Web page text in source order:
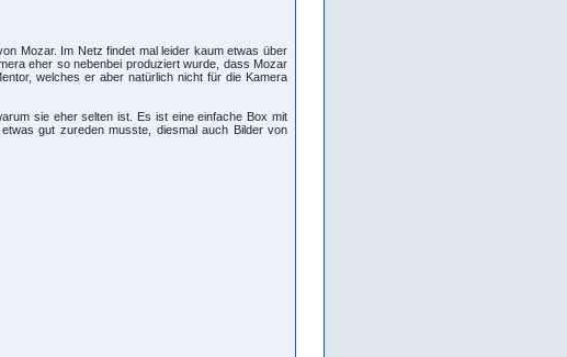
Mozar. Im Netz findet mal leider kaum etwas über
eher so nebenbei produziert wurde, dass Mozar
welches er aber natürlich nicht für die Kamera
sie eher selten ist. Es ist eine einfache Box mit
gut zureden musste, diesmal auch Bilder von